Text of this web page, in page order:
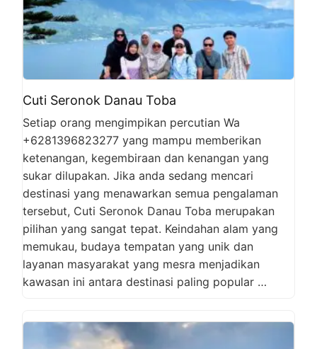
Cuti Seronok Danau Toba
Setiap orang mengimpikan percutian Wa
+6281396823277 yang mampu memberikan
ketenangan, kegembiraan dan kenangan yang
sukar dilupakan. Jika anda sedang mencari
destinasi yang menawarkan semua pengalaman
tersebut, Cuti Seronok Danau Toba merupakan
pilihan yang sangat tepat. Keindahan alam yang
memukau, budaya tempatan yang unik dan
layanan masyarakat yang mesra menjadikan
kawasan ini antara destinasi paling popular …